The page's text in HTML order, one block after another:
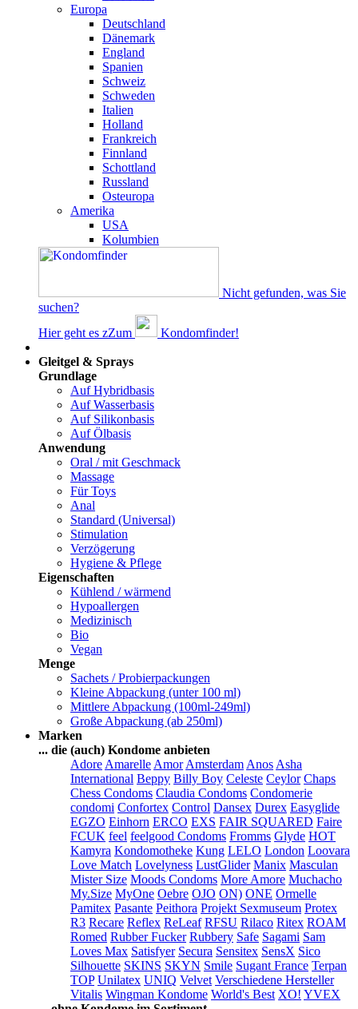
Europa
Deutschland
Dänemark
England
Spanien
Schweiz
Schweden
Italien
Holland
Frankreich
Finnland
Schottland
Russland
Osteuropa
Amerika
USA
Kolumbien
Nicht gefunden, was Sie
suchen?
Hier geht es zZum
Kondomfinder!
Gleitgel & Sprays
Grundlage
Auf Hybridbasis
Auf Wasserbasis
Auf Silikonbasis
Auf Ölbasis
Anwendung
Oral / mit Geschmack
Massage
Für Toys
Anal
Standard (Universal)
Stimulation
Verzögerung
Hygiene & Pflege
Eigenschaften
Kühlend / wärmend
Hypoallergen
Medizinisch
Bio
Vegan
Menge
Sachets / Probierpackungen
Kleine Abpackung (unter 100 ml)
Mittlere Abpackung (100ml-249ml)
Große Abpackung (ab 250ml)
Marken
... die (auch) Kondome anbieten
Adore Amarelle Amor Amsterdam Anos Asha
International Beppy Billy Boy Celeste Ceylor Chaps
Chess Condoms Claudia Condoms Condomerie
condomi Confortex Control Dansex Durex Easyglide
EGZO Einhorn ERCO EXS FAIR SQUARED Faire
FCUK feel feelgood Condoms Fromms Glyde HOT
Kamyra Kondomotheke Kung LELO London Loovara
Love Match Lovelyness LustGlider Manix Masculan
Mister Size Moods Condoms More Amore Muchacho
My.Size MyOne Oebre OJO ON) ONE Ormelle
Pamitex Pasante Peithora Projekt Sexmuseum Protex
R3 Recare Reflex ReLeaf RFSU Rilaco Ritex ROAM
Romed Rubber Fucker Rubbery Safe Sagami Sam
Loves Max Satisfyer Secura Sensitex SensX Sico
Silhouette SKINS SKYN Smile Sugant France Terpan
TOP Unilatex UNIQ Velvet Verschiedene Hersteller
Vitalis Wingman Kondome World's Best XO! YVEX